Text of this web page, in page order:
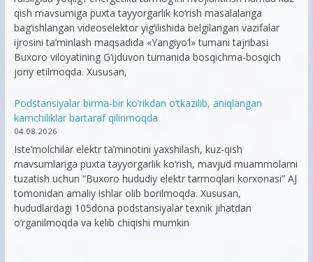
qish mavsumiga puxta tayyorgarlik ko‘rish masalalariga
bag‘ishlangan videoselektor yig‘ilishida belgilangan vazifalar
ijrosini ta’minlash maqsadida «Yangiyo‘l» tumani tajribasi
Buxoro viloyatining G‘ijduvon tumanida bosqichma-bosqich
joriy etilmoqda. Xususan,
Podstansiyalar birma-bir ko’rikdan o’tkazilib, aniqlangan
kamchiliklar bartaraf qilinmoqda
04.08.2026
Iste’molchilar elektr ta’minotini yaxshilash, kuz-qish
mavsumlariga puxta tayyorgarlik ko‘rish, mavjud muammolarni
tuzatish uchun “Buxoro hududiy elektr tarmoqlari korxonasi” AJ
tomonidan amaliy ishlar olib borilmoqda. Xususan,
hududlardagi 105dona podstansiyalar texnik jihatdan
o’rganilmoqda va kelib chiqishi mumkin